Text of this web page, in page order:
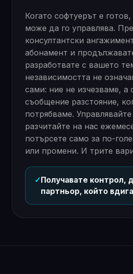
Когато софтуерът е
може да го управлява.
консултантски
абонамент и
разработвате с вашето
независимостта не
сами: ние не изчезваме, а
съобщение разстояние,
потрябваме.
разчитайте на нас
потърсете само за по-
или промени. И трите
✓Получавате контрол,
партньор, който